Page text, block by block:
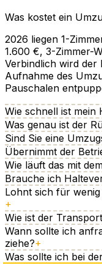
Was kostet ein
2026 liegen 1-
1.600 €, 3-Zimmer-
Verbindlich wird der
Aufnahme des
Pauschalen
Wie schnell ist mein
Was genau ist der
Sind Sie eine
Übernimmt der
Wie läuft das mit
Brauche ich
Lohnt sich für
+
Wie ist der
Wann sollte ich
ziehe?+
Was sollte ich bei